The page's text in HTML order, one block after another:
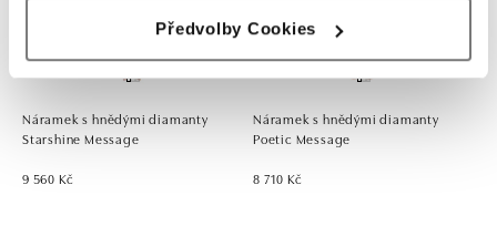
Předvolby Cookies
Náramek s hnědými diamanty
Starshine Message
9 560 Kč
Náramek s hnědými diamanty
Poetic Message
8 710 Kč